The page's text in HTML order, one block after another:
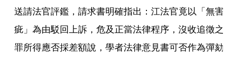
送請法官評鑑，請求書明確指出：江法官竟以「無害
疵」為由駁回上訴，危及正當法律程序，沒收追徵之
罪所得應否採差額說，學者法律意見書可否作為彈劾